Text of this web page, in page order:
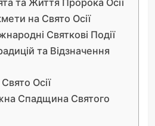
на Свято Осії
Святкові Події
та Відзначення
Осії
Спадщина Святого